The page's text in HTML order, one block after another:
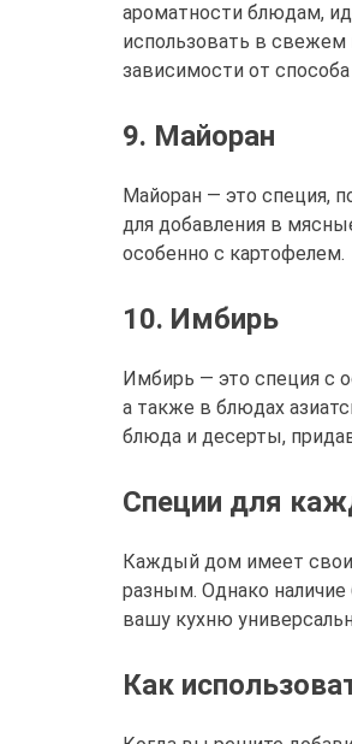
ароматности блюдам,
использовать в свежем
зависимости от
9. Майоран
Майоран — это специя,
для добавления в
особенно с картофелем.
10. Имбирь
Имбирь — это специя с
а также в блюдах
блюда и десерты,
Специи для
Каждый дом имеет свои
разным. Однако наличие
вашу кухню
Как